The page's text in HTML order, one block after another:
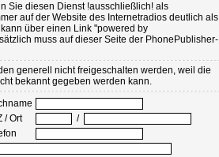
Sie diesen Dienst !ausschließlich! als
auf der Website des Internetradios deutlich als
über einen Link "powered by
muss auf dieser Seite der PhonePublisher-
generell nicht freigeschalten werden, weil die
bekannt gegeben werden kann.
/ Ort
/